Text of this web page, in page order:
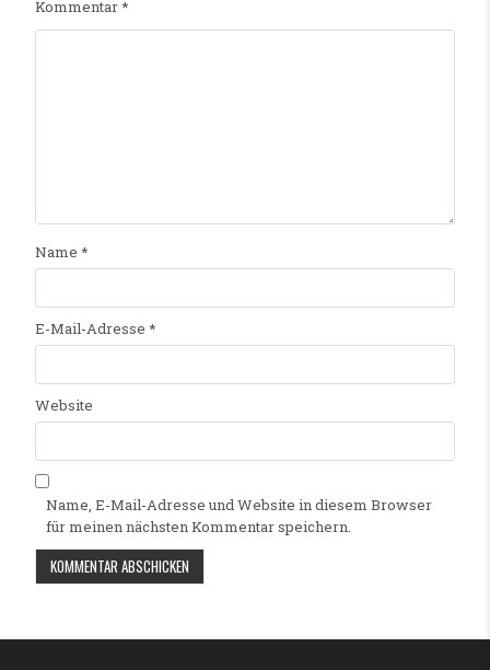
Kommentar*
Name *
E-Mail-Adresse *
Website
Name, E-Mail-Adresse und Website in diesem Browser
für meinen nächsten Kommentar speichern.